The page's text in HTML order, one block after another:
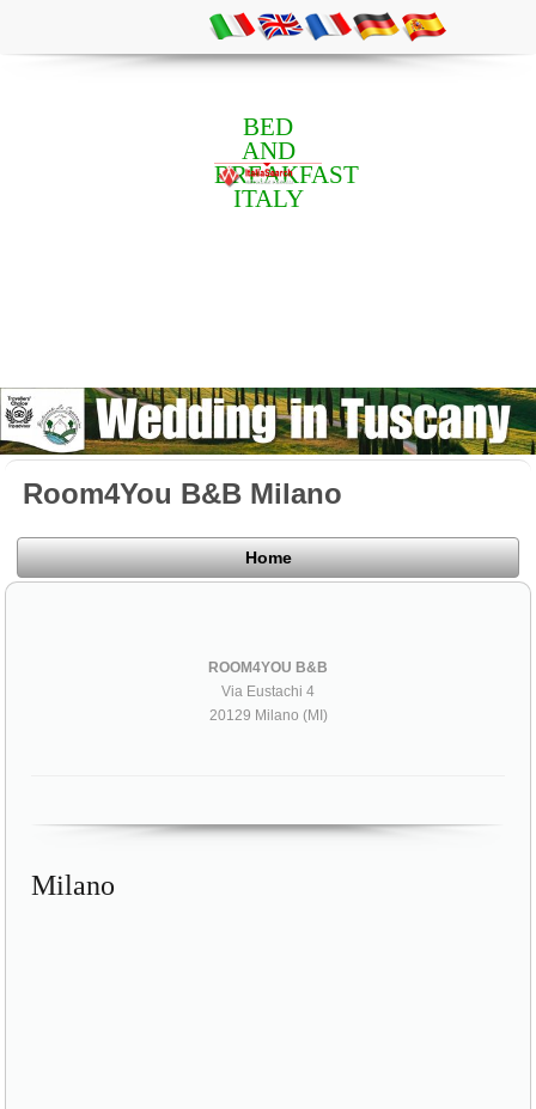
BED
AND
BREAKFAST
ITALY
Room4You B&B Milano
Home
ROOM4YOU B&B
Via Eustachi 4
20129 Milano (MI)
Milano